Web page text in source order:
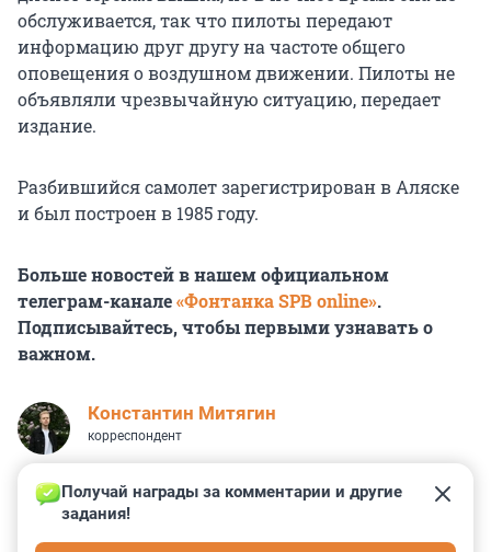
обслуживается, так что пилоты передают
информацию друг другу на частоте общего
оповещения о воздушном движении. Пилоты не
объявляли чрезвычайную ситуацию, передает
издание.
Разбившийся самолет зарегистрирован в Аляске
и был построен в 1985 году.
Больше новостей в нашем официальном
телеграм-канале«Фонтанка SPB online».
Подписывайтесь, чтобы первыми узнавать о
важном.
Константин Митягин
корреспондент
Получай награды за комментарии и другие
задания!